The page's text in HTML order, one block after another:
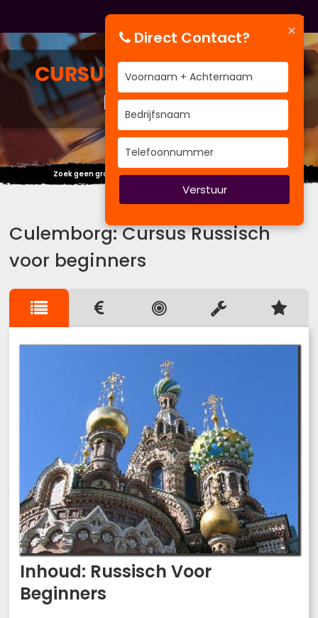
CURSUS
RUSSISCH VOOR
BEGINNERS
Zoek geen grote woorden als een klein gebaar volstaat.
Culemborg: Cursus Russisch
voor beginners
Inhoud: Russisch Voor
Beginners
×
Direct Contact?
Verstuur